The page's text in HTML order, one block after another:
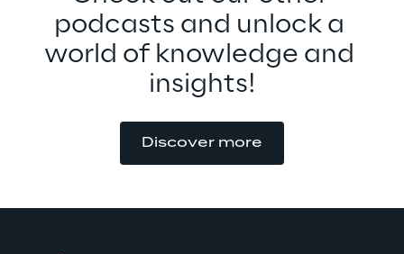
podcasts and unlock a
world of knowledge and
insights!
Discover more